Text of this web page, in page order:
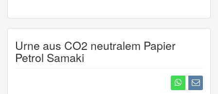
Urne aus CO2 neutralem Papier
Petrol Samaki